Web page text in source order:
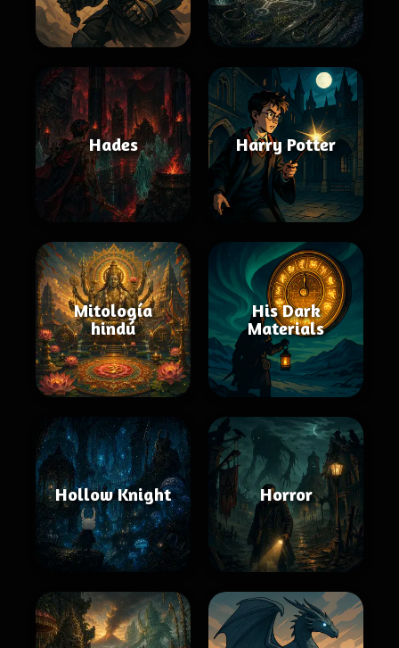
Hades Harry Potter
Mitología
hindú
His Dark
Materials
Hollow Knight Horror